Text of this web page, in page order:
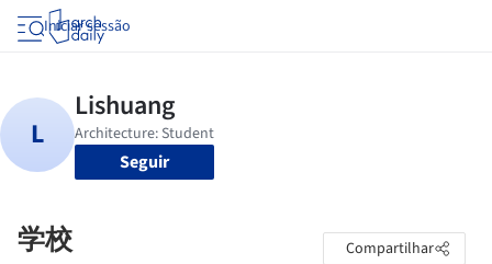
Iniciar sessão
Seguir
学校 Compartilhar